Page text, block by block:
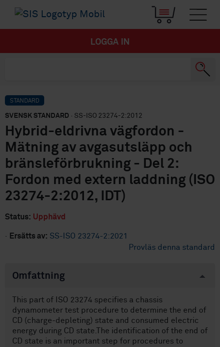
LOGGA IN
STANDARD
SVENSK STANDARD · SS-ISO 23274-2:2012
Hybrid-eldrivna vägfordon -
Mätning av avgasutsläpp och
bränsleförbrukning - Del 2:
Fordon med extern laddning (ISO
23274-2:2012, IDT)
Status: Upphävd
· Ersätts av: SS-ISO 23274-2:2021
Provläs denna standard
Omfattning
This part of ISO 23274 specifies a chassis
dynamometer test procedure to determine the end of
CD (charge-depleting) state and consumed electric
energy during CD state.The identification of the end of
CD state is an important step for procedures to